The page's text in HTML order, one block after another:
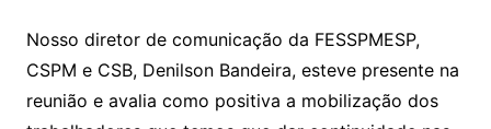
Nosso diretor de comunicação da FESSPMESP,
CSPM e CSB, Denilson Bandeira, esteve presente na
reunião e avalia como positiva a mobilização dos